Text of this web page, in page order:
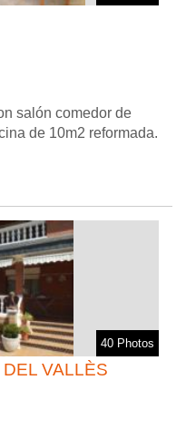
salón comedor de
de 10m2 reformada.
40 Photos
VALLÈS